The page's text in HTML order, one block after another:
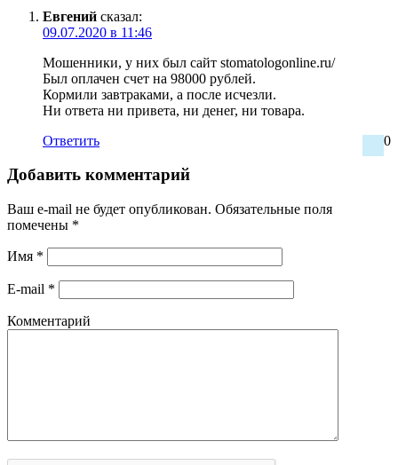
Евгений сказал:
09.07.2020 в 11:46
Мошенники, у них был сайт stomatologonline.ru/
Был оплачен счет на 98000 рублей.
Кормили завтраками, а после исчезли.
Ни ответа ни привета, ни денег, ни товара.
0
Ответить
Добавить комментарий
Ваш e-mail не будет опубликован. Обязательные поля
помечены *
Имя *
E-mail *
Комментарий